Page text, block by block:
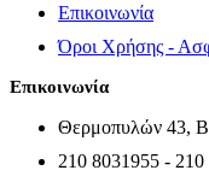
Επικοινωνία
Όροι Χρήσης -
Επικοινωνία
Θερμοπυλών 43,
210 8031955 -